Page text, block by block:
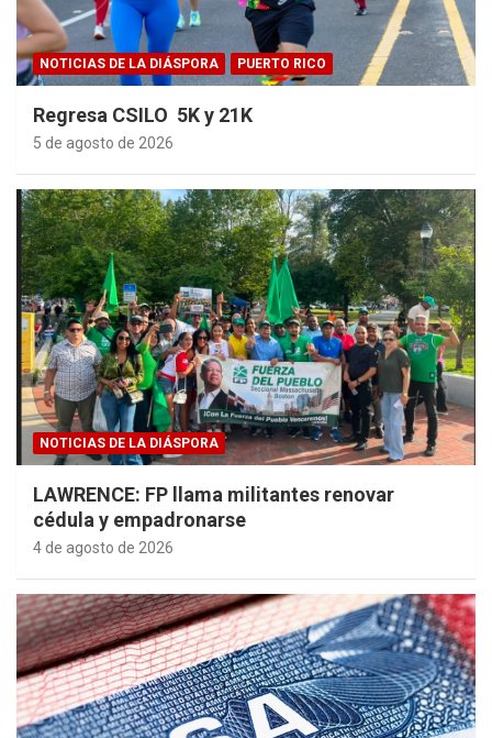
NOTICIAS DE LA DIÁSPORA PUERTO RICO
Regresa CSILO 5K y 21K
5 de agosto de 2026
NOTICIAS DE LA DIÁSPORA
LAWRENCE: FP llama militantes renovar
cédula y empadronarse
4 de agosto de 2026